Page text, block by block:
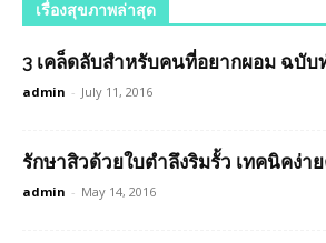
เรื่องสุขภาพล่าสุด
3 เคล็ดลับสำหรับคนที่อยากผอม ฉบับ
admin - July 11, 2016
รักษาสิวด้วยใบตำลึงริมรั้ว เทคนิคง่
admin - May 14, 2016